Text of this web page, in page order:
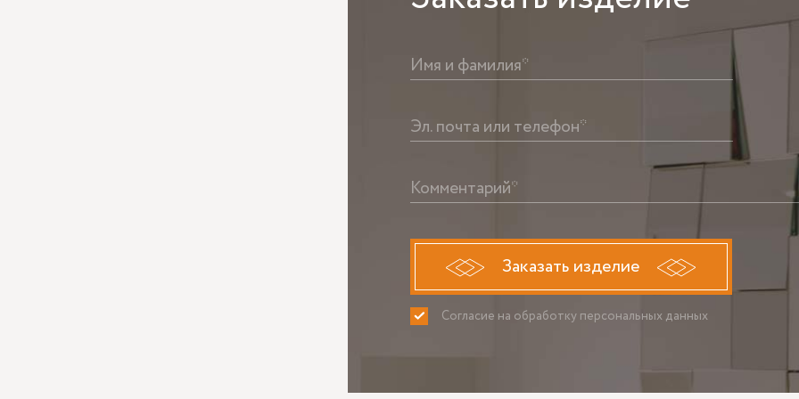
Имя и фамилия*
Эл. почта или телефон*
Комментарий*
Заказать изделие
Согласие на обработку персональных данных
ПРИНИМАЮ